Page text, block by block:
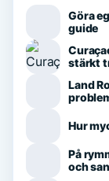
Göra
guide
stärkt
Land
Hur
På
och